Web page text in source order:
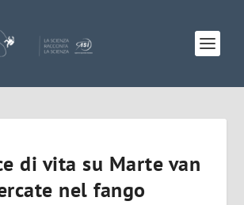
di vita su Marte van
nel fango